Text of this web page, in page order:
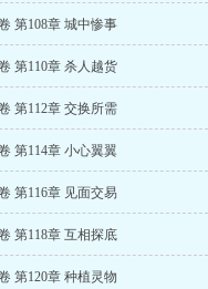
第108章 城中惨事
第110章 杀人越货
第112章 交换所需
第114章 小心翼翼
第116章 见面交易
第118章 互相探底
第120章 种植灵物